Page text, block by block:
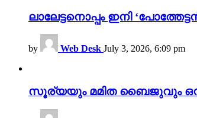
ലാലേട്ടനൊപ്പം ഇനി
by Web Desk July 3, 2026, 6:09 pm
സൂര്യയും മമിത ബൈജുവും